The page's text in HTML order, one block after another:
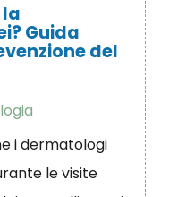
Guida
del
i dermatologi
le visite